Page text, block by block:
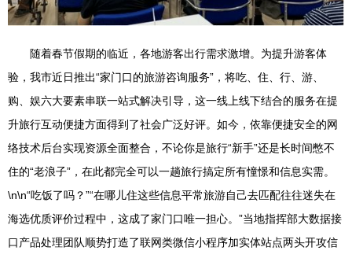
随着春节假期的临近，各地游客出行需求激增。为提升游客体
验，我市近日推出“家门口的旅游咨询服务”，将吃、住、行、游、
购、娱六大要素串联一站式解决引导，这一线上线下结合的服务在提
升旅行互动便捷方面得到了社会广泛好评。如今，依靠便捷安全的网
络技术后台实现资源全面整合，不论你是旅行“新手”还是长时间憋不
住的“老浪子”，在此都完全可以一趟旅行搞定所有憧憬和信息实需。
\n\n“吃饭了吗？”“在哪儿住这些信息平常旅游自己去匹配往往迷失在
海选优质评价过程中，这成了家门口唯一担心。”当地指挥部大数据接
口产品处理团队顺势打造了联网类微信小程序加实体站点两头开攻信